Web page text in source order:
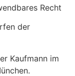
Recht
der
Kaufmann im